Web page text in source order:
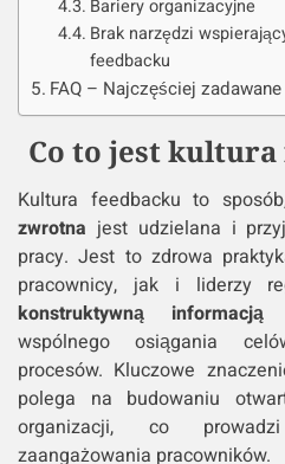
Bariery organizacyjne
Brak narzędzi
feedbacku
FAQ – Najczęściej
Co to jest kultura
Kultura feedbacku to
zwrotna jest udzielana i
pracy. Jest to zdrowa
pracownicy, jak i liderzy
konstruktywną informacją
wspólnego osiągania
procesów. Kluczowe
polega na budowaniu
organizacji, co
zaangażowania pracowników.